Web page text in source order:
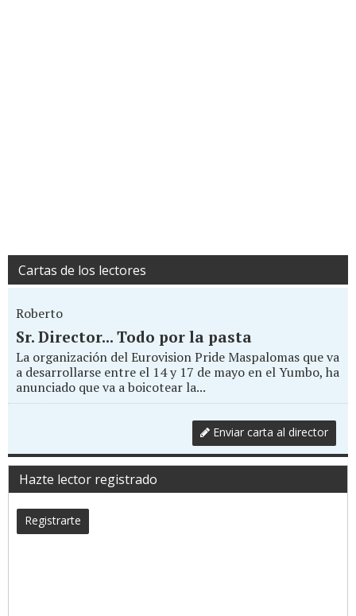
Cartas de los lectores
Roberto
Sr. Director... Todo por la pasta
La organización del Eurovision Pride Maspalomas que va
a desarrollarse entre el 14 y 17 de mayo en el Yumbo, ha
anunciado que va a boicotear la...
Enviar carta al director
Hazte lector registrado
Registrarte